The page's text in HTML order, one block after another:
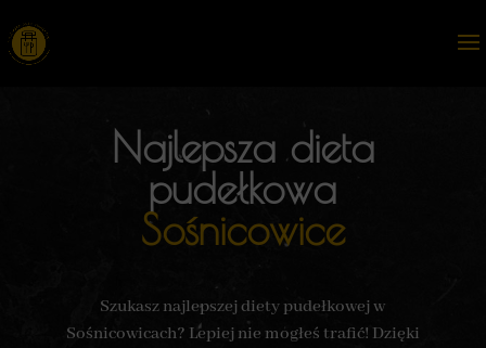
Najlepsza dieta
pudełkowa
Sośnicowice
Szukasz najlepszej diety pudełkowej w
Sośnicowicach? Lepiej nie mogłeś trafić! Dzięki